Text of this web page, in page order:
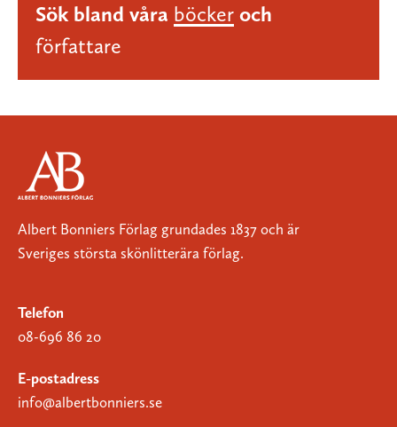
Sök bland våra böcker och
författare
Albert Bonniers Förlag grundades 1837 och är
Sveriges största skönlitterära förlag.
Telefon
08-696 86 20
E-postadress
info@albertbonniers.se